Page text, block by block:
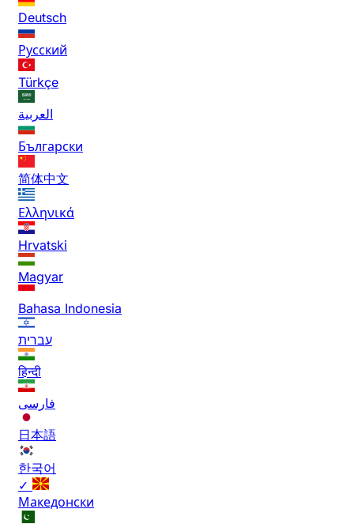
Deutsch
Русский
Türkçe
العربية
Български
简体中文
Ελληνικά
Hrvatski
Magyar
Bahasa Indonesia
עברית
हिन्दी
فارسی
日本語
한국어
✓
Македонски